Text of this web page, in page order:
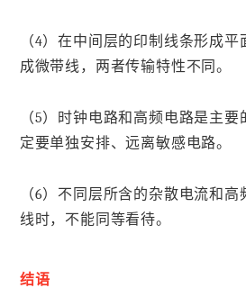
（4）在中间层的印制线条形成
成微带线，两者传输特性不同。
（5）时钟电路和高频电路是主
定要单独安排、远离敏感电路。
（6）不同层所含的杂散电流和
线时，不能同等看待。
结语